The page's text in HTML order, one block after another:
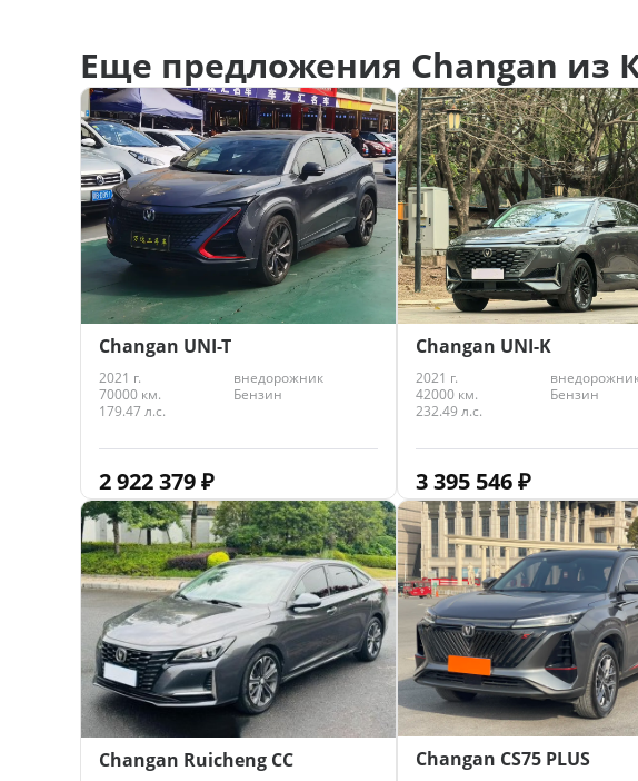
Еще предложения Changan из
Changan UNI-T
2021 г.
внедорожник
70000 км.
Бензин
179.47 л.с.
2 922 379₽
Changan UNI-K
2021 г.
42000 км.
Бензин
232.49 л.с.
3 395 546₽
Changan Ruicheng CC Changan CS75 PLUS